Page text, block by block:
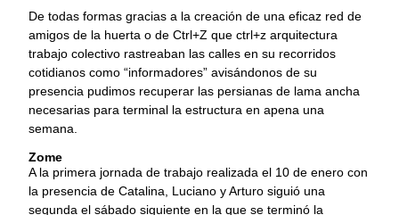
De todas formas gracias a la creación de una eficaz red de
amigos de la huerta o de Ctrl+Z que ctrl+z arquitectura
trabajo colectivo rastreaban las calles en su recorridos
cotidianos como “informadores” avisándonos de su
presencia pudimos recuperar las persianas de lama ancha
necesarias para terminal la estructura en apena una
semana.
Zome
A la primera jornada de trabajo realizada el 10 de enero con
la presencia de Catalina, Luciano y Arturo siguió una
segunda el sábado siguiente en la que se terminó la